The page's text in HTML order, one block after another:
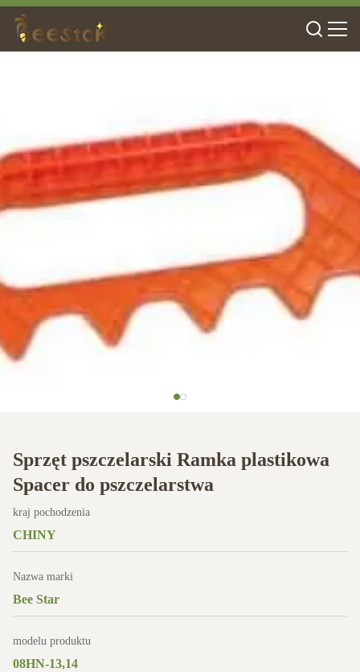
Sprzęt pszczelarski Ramka plastikowa
Spacer do pszczelarstwa
kraj pochodzenia
CHINY
Nazwa marki
Bee Star
modelu produktu
08HN-13,14